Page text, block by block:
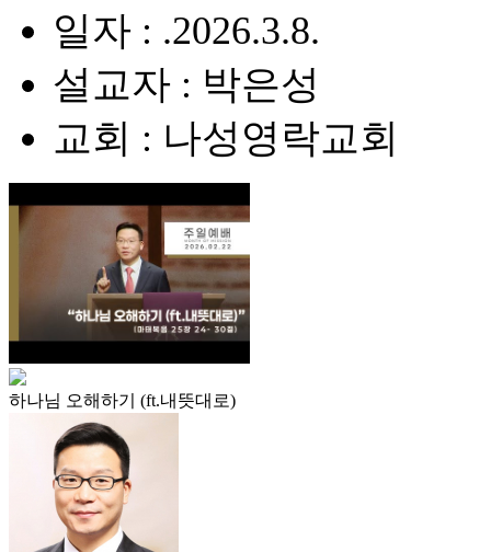
일자 : .2026.3.8.
설교자 : 박은성
교회 : 나성영락교회
하나님 오해하기 (ft.내뜻대로)